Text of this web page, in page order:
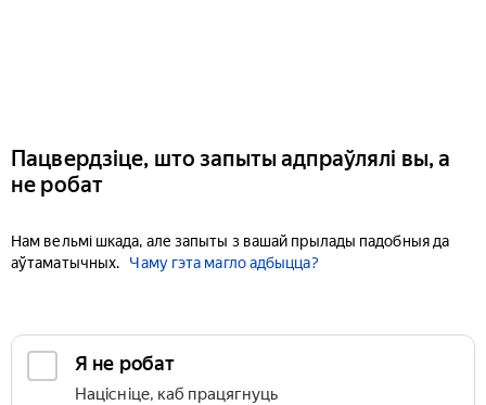
Пацвердзіце, што запыты адпраўлялі вы, а
не робат
Нам вельмі шкада, але запыты з вашай прылады падобныя да
аўтаматычных.
Чаму гэта магло адбыцца?
Я не робат
Націсніце, каб працягнуць